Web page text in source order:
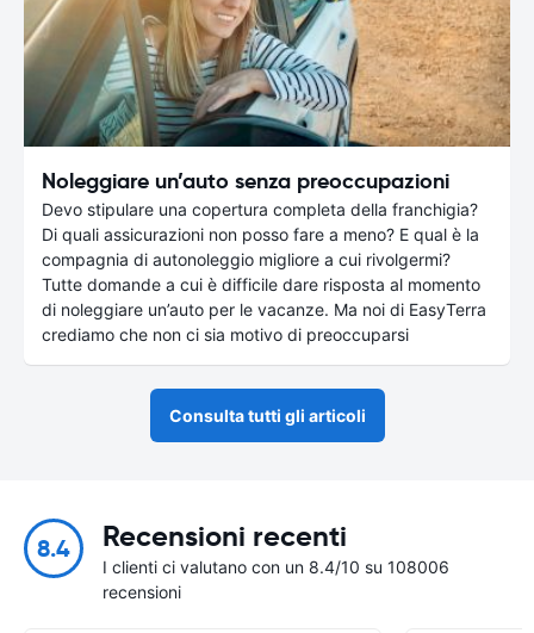
Noleggiare un’auto senza preoccupazioni
Devo stipulare una copertura completa della franchigia?
Di quali assicurazioni non posso fare a meno? E qual è la
compagnia di autonoleggio migliore a cui rivolgermi?
Tutte domande a cui è difficile dare risposta al momento
di noleggiare un’auto per le vacanze. Ma noi di EasyTerra
crediamo che non ci sia motivo di preoccuparsi
Consulta tutti gli articoli
8.4 Recensioni recenti
I clienti ci valutano con un 8.4/10 su 108006
recensioni